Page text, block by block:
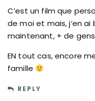
C’est un film que
de moi et mais, j’en
maintenant, + de
EN tout cas, encore
famille
REPLY